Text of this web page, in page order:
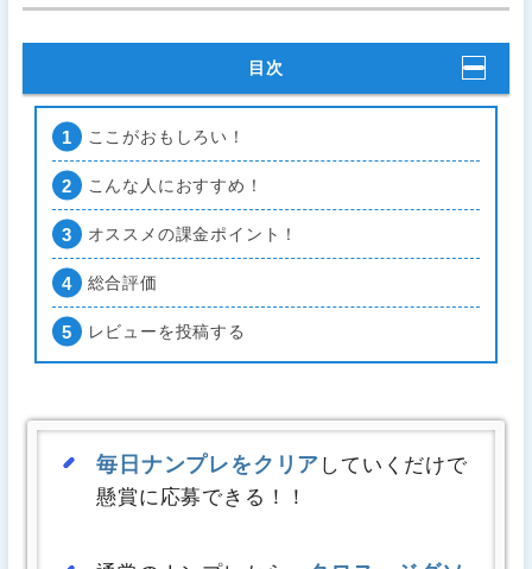
目次
ここがおもしろい！
こんな人におすすめ！
オススメの課金ポイント！
総合評価
レビューを投稿する
毎日ナンプレをクリア していくだけで
懸賞に応募できる！！